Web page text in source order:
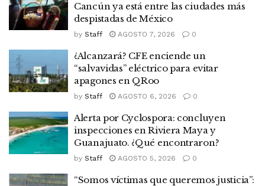
Cancún ya está entre las ciudades más
despistadas de México
by Staff AGOSTO 7, 2026 0
¿Alcanzará? CFE enciende un
“salvavidas” eléctrico para evitar
apagones en QRoo
by Staff AGOSTO 6, 2026 0
Alerta por Cyclospora: concluyen
inspecciones en Riviera Maya y
Guanajuato. ¿Qué encontraron?
by Staff AGOSTO 5, 2026 0
“Somos víctimas que queremos justicia”: